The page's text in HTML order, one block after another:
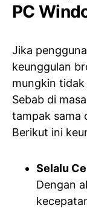
PC
Jika
keunggulan
mungkin
Sebab di
tampak sama
Berikut ini
Selalu
Dengan